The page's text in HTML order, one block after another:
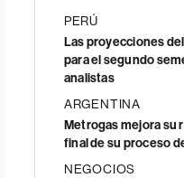
PERÚ
Las proyecciones
para el segundo
analistas
ARGENTINA
Metrogas mejora su
final de su proceso
NEGOCIOS